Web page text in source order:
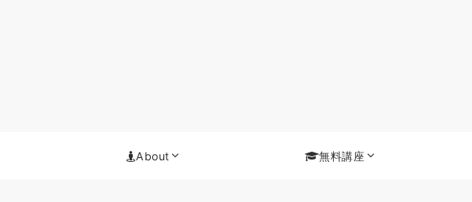
About 無料講座